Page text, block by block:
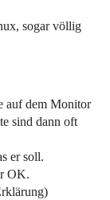
sogar völlig
auf dem Monitor
sind dann oft
er soll.
OK.